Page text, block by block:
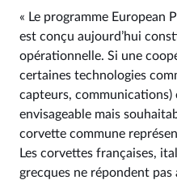
« Le programme European
est conçu aujourd’hui
opérationnelle. Si une
certaines technologies
capteurs, communications)
envisageable mais
corvette commune
Les corvettes françaises,
grecques ne répondent